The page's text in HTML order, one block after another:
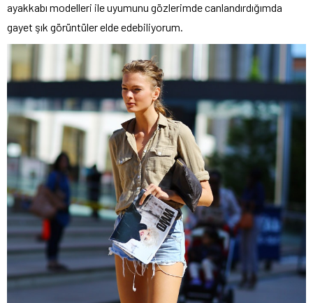
ayakkabı modelleri ile uyumunu gözlerimde canlandırdığımda
gayet şık görüntüler elde edebiliyorum.